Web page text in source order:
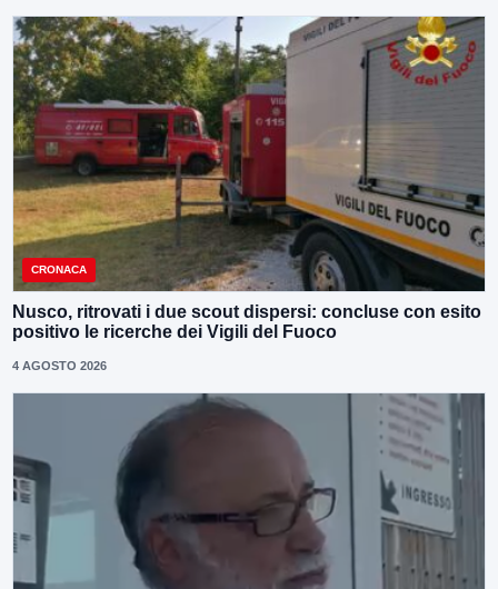
CRONACA
Nusco, ritrovati i due scout dispersi: concluse con esito
positivo le ricerche dei Vigili del Fuoco
4 AGOSTO 2026